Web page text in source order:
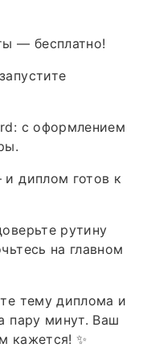
— бесплатно!
с оформлением
диплом готов к
рутину
на главном
тему диплома и
пару минут. Ваш
кажется! ✨